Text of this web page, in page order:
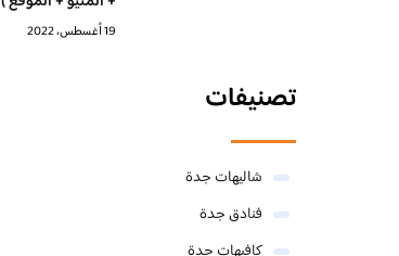
19 أغسطس، 2022
تصنيفات
شاليهات جدة
فنادق جدة